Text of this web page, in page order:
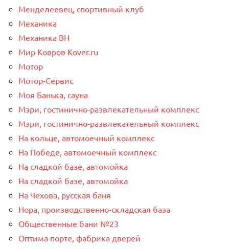
Менделеевец, спортивный клуб
Механика
Механика ВН
Мир Ковров Коvеr.ru
Мотор
Мотор-Сервис
Моя Банька, сауна
Мэри, гостинично-развлекательный комплекс
Мэри, гостинично-развлекательный комплекс
На кольце, автомоечный комплекс
На Победе, автомоечный комплекс
На сладкой базе, автомойка
На сладкой базе, автомойка
На Чехова, русская баня
Нора, производственно-складская база
Общественные бани №23
Оптима порте, фабрика дверей